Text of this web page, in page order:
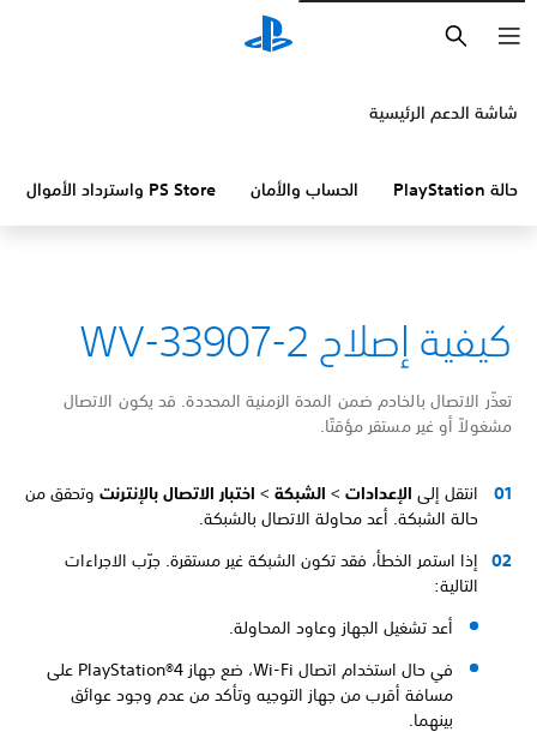
شاشة الدعم الرئيسية
حالة PlayStation الحساب والأمان PS Store واسترداد الأموال
كيفية إصلاح WV-33907-2
تعذّر الاتصال بالخادم ضمن المدة الزمنية المحددة. قد يكون الاتصال
مشغولاً أو غير مستقر مؤقتًا.
انتقل إلى الإعدادات > الشبكة > اختبار الاتصال بالإنترنت وتحقق من
حالة الشبكة. أعد محاولة الاتصال بالشبكة.
إذا استمر الخطأ، فقد تكون الشبكة غير مستقرة. جرّب الاجراءات
التالية:
أعد تشغيل الجهاز وعاود المحاولة.
في حال استخدام اتصال Wi-Fi، ضع جهاز PlayStation®4 على
مسافة أقرب من جهاز التوجيه وتأكد من عدم وجود عوائق
بينهما.